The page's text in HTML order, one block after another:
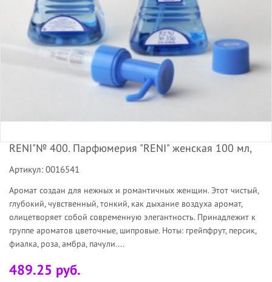
RENI"№ 400. Парфюмерия "RENI" женская 100 мл,
Артикул: 0016541
Аромат создан для нежных и романтичных женщин. Этот чистый,
глубокий, чувственный, тонкий, как дыхание воздуха аромат,
олицетворяет собой современную элегантность. Принадлежит к
группе ароматов цветочные, шипровые. Ноты: грейпфрут, персик,
фиалка, роза, амбра, пачули....
489.25 руб.